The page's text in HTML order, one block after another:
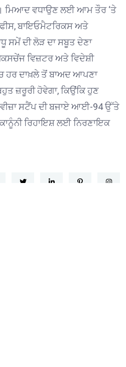
ਮਿਆਦ ਵਧਾਉਣ ਲਈ ਆਮ ਤੌਰ ‘ਤੇ
ਬਾਇਓਮੈਟਰਿਕਸ ਅਤੇ
ਸਮੇਂ ਦੀ ਲੋੜ ਦਾ ਸਬੂਤ ਦੇਣਾ
ਵਿਜ਼ਟਰ ਅਤੇ ਵਿਦੇਸ਼ੀ
ਹਰ ਦਾਖ਼ਲੇ ਤੋਂ ਬਾਅਦ ਆਪਣਾ
ਜ਼ਰੂਰੀ ਹੋਵੇਗਾ, ਕਿਉਂਕਿ ਹੁਣ
ਸਟੈਂਪ ਦੀ ਬਜਾਏ ਆਈ-94 ਉੱਤੇ
ਰਿਹਾਇਸ਼ ਲਈ ਨਿਰਣਾਇਕ